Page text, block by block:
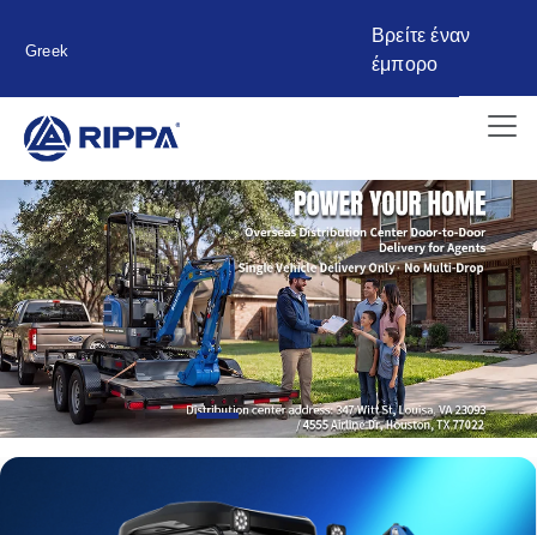
Greek
Βρείτε έναν
έμπορο